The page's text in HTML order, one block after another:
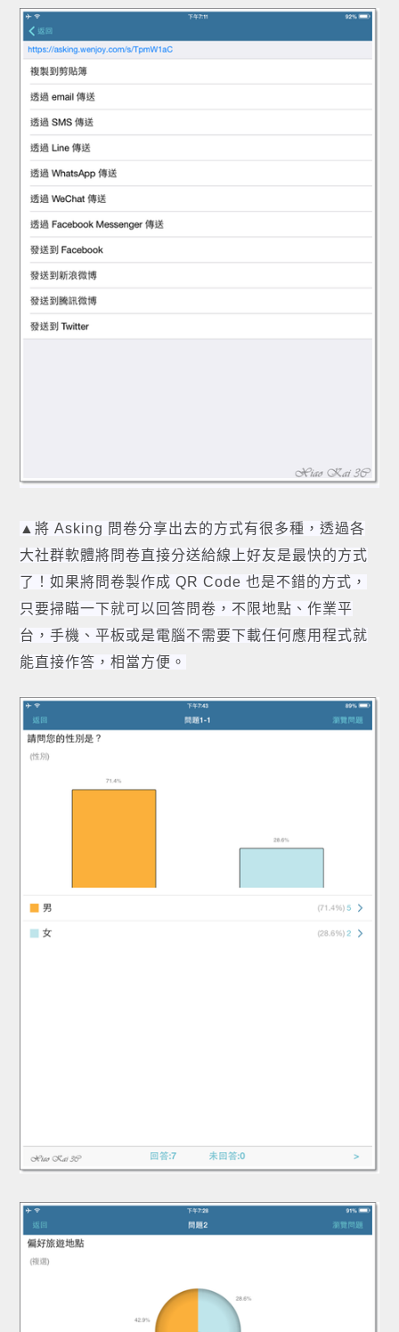
▲將 Asking 問卷分享出去的方式有很多種，透過各
大社群軟體將問卷直接分送給線上好友是最快的方式
了！如果將問卷製作成 QR Code 也是不錯的方式，
只要掃瞄一下就可以回答問卷，不限地點、作業平
台，手機、平板或是電腦不需要下載任何應用程式就
能直接作答，相當方便。